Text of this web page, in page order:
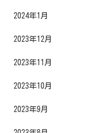
2024年1月
2023年12月
2023年11月
2023年10月
2023年9月